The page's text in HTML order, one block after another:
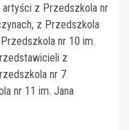
z Przedszkola nr
z Przedszkola
nr 10 im.
z
nr 7
nr 11 im. Jana